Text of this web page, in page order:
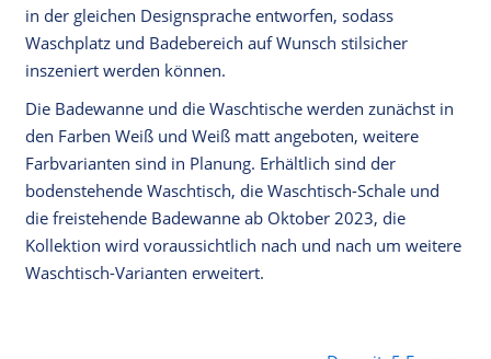
in der gleichen Designsprache entworfen, sodass
Waschplatz und Badebereich auf Wunsch stilsicher
inszeniert werden können.
Die Badewanne und die Waschtische werden zunächst in
den Farben Weiß und Weiß matt angeboten, weitere
Farbvarianten sind in Planung. Erhältlich sind der
bodenstehende Waschtisch, die Waschtisch-Schale und
die freistehende Badewanne ab Oktober 2023, die
Kollektion wird voraussichtlich nach und nach um weitere
Waschtisch-Varianten erweitert.